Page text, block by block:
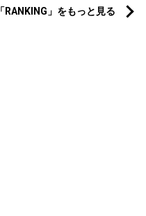
「RANKING」をもっと見る